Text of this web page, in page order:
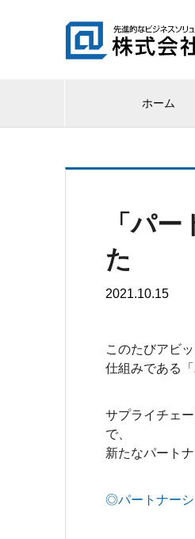
ホーム
「パ
た
2021.10.15
このたびアビ
仕組みである
サプライチェ
で、
新たなパート
◎パートナー